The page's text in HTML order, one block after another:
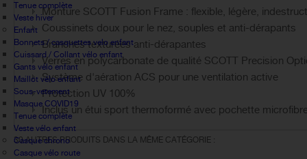
Tenue complète
Veste hiver
Enfant
Bonnets / casquettes velo enfant
Cuissard / Collant vélo enfant
Gants vélo enfant
Maillot vélo enfant
Sous-vetement
Masque COVID19
Tenue complète
Veste vélo enfant
Casque chrono
Casque vélo route
Monture SCOTT Fusion Frame : flexible, légère,
Coussinets doux pour le nez, souples et anti-dérapants
Branches texturées anti-dérapantes
Verres en polycarbonate de qualité SCOTT Precision
Système d'aération ACS pour une ventilation active
Protection UV 100%
Inclus un étui sport thermoformé avec pochette
30 AUTRES PRODUITS DANS LA MÊME CATÉGORIE :